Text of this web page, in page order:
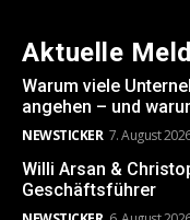
Aktuelle
Warum viele
angehen – und
NEWSTICKER 7. August
Willi Arsan &
Geschäftsführer